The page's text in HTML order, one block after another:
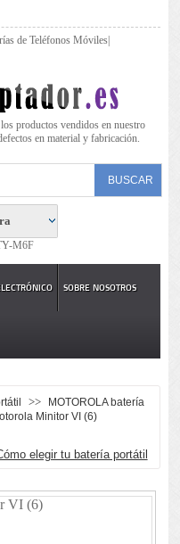
de Teléfonos Móviles
productos vendidos en nuestro
en material y fabricación.
M6F
SOBRE NOSOTROS
>>
MOTOROLA batería
Minitor VI (6)
elegir tu batería portátil